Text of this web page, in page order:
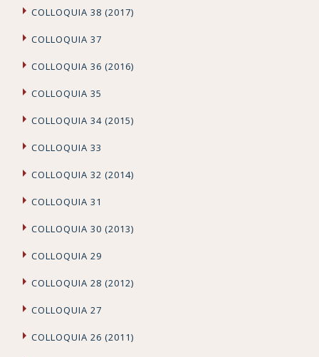
COLLOQUIA 38 (2017)
COLLOQUIA 37
COLLOQUIA 36 (2016)
COLLOQUIA 35
COLLOQUIA 34 (2015)
COLLOQUIA 33
COLLOQUIA 32 (2014)
COLLOQUIA 31
COLLOQUIA 30 (2013)
COLLOQUIA 29
COLLOQUIA 28 (2012)
COLLOQUIA 27
COLLOQUIA 26 (2011)